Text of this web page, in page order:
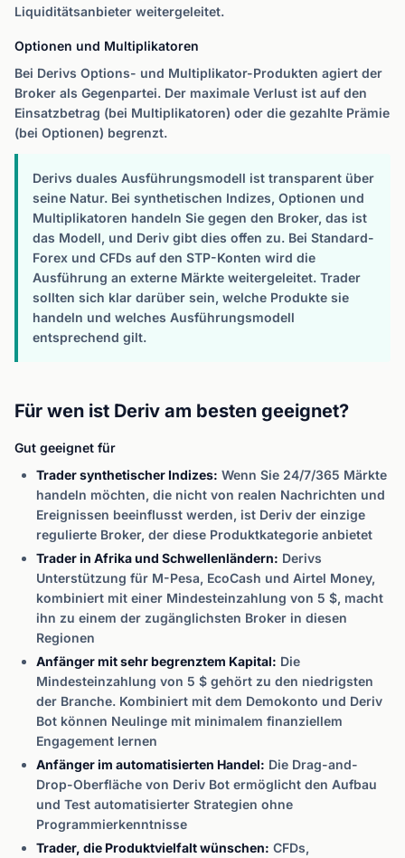
Liquiditätsanbieter weitergeleitet.
Optionen und Multiplikatoren
Bei Derivs Options- und Multiplikator-Produkten agiert der
Broker als Gegenpartei. Der maximale Verlust ist auf den
Einsatzbetrag (bei Multiplikatoren) oder die gezahlte Prämie
(bei Optionen) begrenzt.
Derivs duales Ausführungsmodell ist transparent über
seine Natur. Bei synthetischen Indizes, Optionen und
Multiplikatoren handeln Sie gegen den Broker, das ist
das Modell, und Deriv gibt dies offen zu. Bei Standard-
Forex und CFDs auf den STP-Konten wird die
Ausführung an externe Märkte weitergeleitet. Trader
sollten sich klar darüber sein, welche Produkte sie
handeln und welches Ausführungsmodell
entsprechend gilt.
Für wen ist Deriv am besten geeignet?
Gut geeignet für
Trader synthetischer Indizes: Wenn Sie 24/7/365 Märkte
handeln möchten, die nicht von realen Nachrichten und
Ereignissen beeinflusst werden, ist Deriv der einzige
regulierte Broker, der diese Produktkategorie anbietet
Trader in Afrika und Schwellenländern: Derivs
Unterstützung für M-Pesa, EcoCash und Airtel Money,
kombiniert mit einer Mindesteinzahlung von 5 $, macht
ihn zu einem der zugänglichsten Broker in diesen
Regionen
Anfänger mit sehr begrenztem Kapital: Die
Mindesteinzahlung von 5 $ gehört zu den niedrigsten
der Branche. Kombiniert mit dem Demokonto und Deriv
Bot können Neulinge mit minimalem finanziellem
Engagement lernen
Anfänger im automatisierten Handel: Die Drag-and-
Drop-Oberfläche von Deriv Bot ermöglicht den Aufbau
und Test automatisierter Strategien ohne
Programmierkenntnisse
Trader, die Produktvielfalt wünschen: CFDs,